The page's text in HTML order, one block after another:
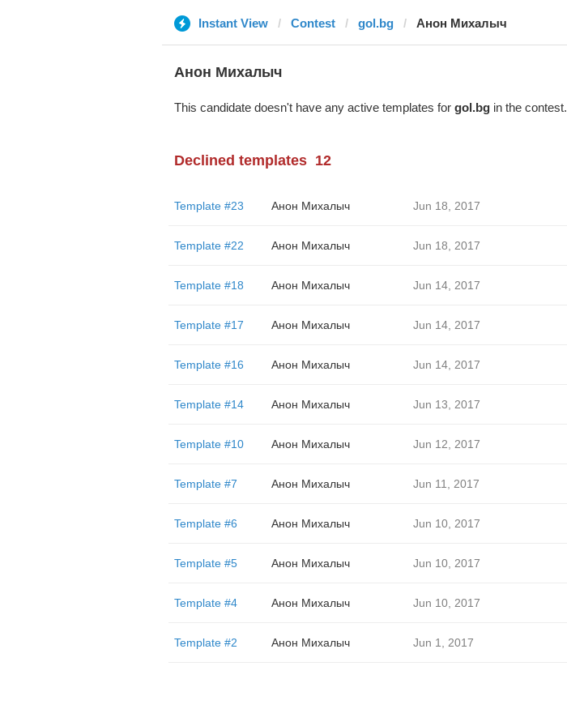
Instant View Contest gol.bg Анон Михалыч
Анон Михалыч
This candidate doesn't have any active templates for gol.bgin the contest.
Declined templates 12
Template #23 Анон Михалыч Jun 18, 2017
Template #22 Анон Михалыч Jun 18, 2017
Template #18 Анон Михалыч Jun 14, 2017
Template #17 Анон Михалыч Jun 14, 2017
Template #16 Анон Михалыч Jun 14, 2017
Template #14 Анон Михалыч Jun 13, 2017
Template #10 Анон Михалыч Jun 12, 2017
Template #7 Анон Михалыч Jun 11, 2017
Template #6 Анон Михалыч Jun 10, 2017
Template #5 Анон Михалыч Jun 10, 2017
Template #4 Анон Михалыч Jun 10, 2017
Template #2 Анон Михалыч Jun 1, 2017